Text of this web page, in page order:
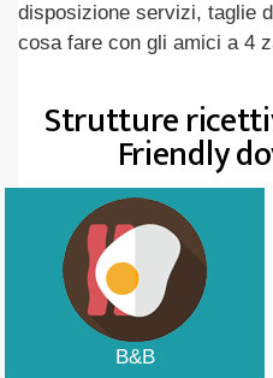
disposizione servizi, taglie
cosa fare con gli amici a 4
Strutture
Friendly
B&B